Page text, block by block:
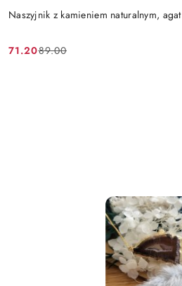
Naszyjnik z kamieniem naturalnym, agat
Cena
71.20
Cena 89.00